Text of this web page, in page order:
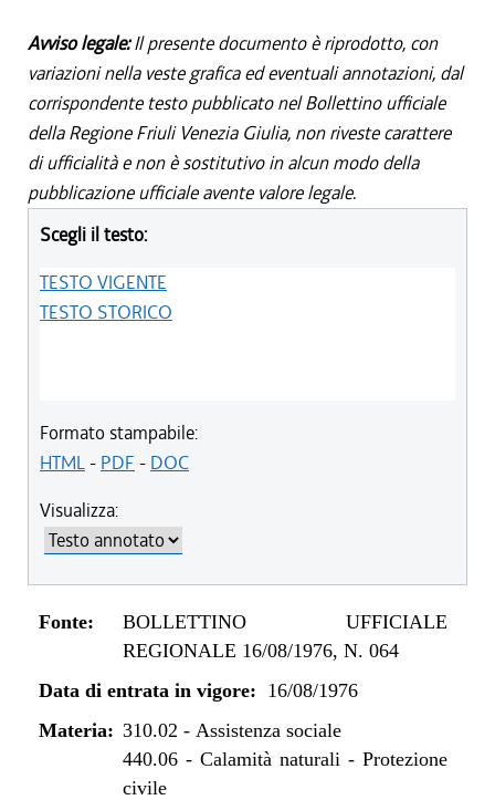
Avviso legale:Il presente documento è riprodotto, con
variazioni nella veste grafica ed eventuali annotazioni, dal
corrispondente testo pubblicato nel Bollettino ufficiale
della Regione Friuli Venezia Giulia, non riveste carattere
di ufficialità e non è sostitutivo in alcun modo della
pubblicazione ufficiale avente valore legale.
Scegli il testo:
TESTO VIGENTE
TESTO STORICO
Formato stampabile:
HTML- PDF - DOC
Visualizza:
Fonte:
BOLLETTINO UFFICIALE
REGIONALE 16/08/1976, N. 064
Data di entrata in vigore: 16/08/1976
Materia: 310.02 - Assistenza sociale
440.06- Calamità naturali - Protezione
civile